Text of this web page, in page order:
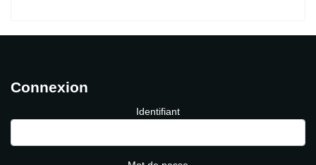
Connexion
Identifiant